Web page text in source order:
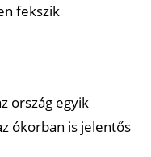
fekszik
ország egyik
ókorban is jelentős